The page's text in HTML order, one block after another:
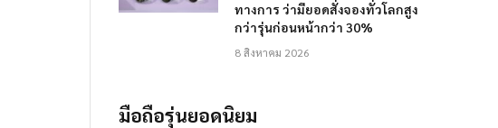
ทางการ ว่ามียอดสั่งจองทั่วโลกสูง
กว่ารุ่นก่อนหน้ากว่า 30%
8 สิงหาคม 2026
มือถือรุ่นยอดนิยม